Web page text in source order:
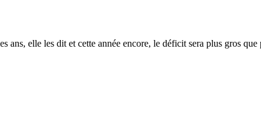
ans, elle les dit et cette année encore, le déficit sera plus gros